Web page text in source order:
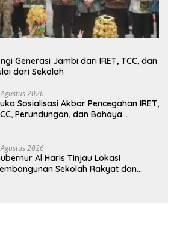
Generasi Jambi dari IRET, TCC, dan
dari Sekolah
2026
Sosialisasi Akbar Pencegahan IRET,
Perundungan, dan Bahaya
depan sudah ada di tangan”
2026
Al Haris Tinjau Lokasi
Sekolah Rakyat dan